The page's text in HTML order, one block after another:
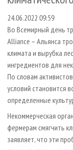
СУШКА
ДЕРЕВЯННОЕ
ЦБП
ИНСТРУМЕНТ
ПЕРСОНЫ
МОБИЛЬНЫЕ
ОФИЦИАЛЬНЫЕ
RUSSIAN
ГАЗЕТА
БИБЛИОТЕКА
КОНТАКТЫ
РЕКЛАМА
РЕКЛАМА НА
24.06.2022 09:59
Во Всемирный день
Alliance – Альянса
климата и вырубка
ингредиентов для
По словам
условий становится
определенные
Некоммерческая
фермерам смягчить
заявляет, что эти